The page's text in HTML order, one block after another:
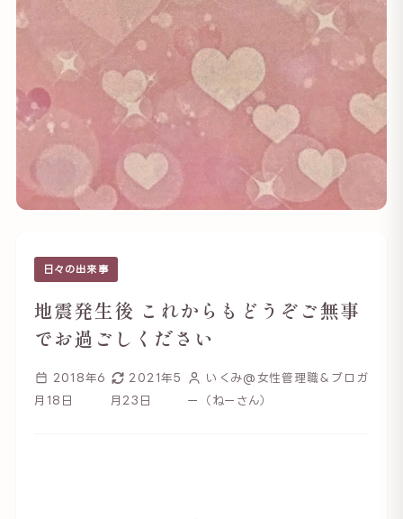
日々の出来事
地震発生後 これからもどうぞご無事
でお過ごしください
2018年6
月18日
2021年5
月23日
いくみ@女性管理職＆ブロガ
ー（ねーさん）